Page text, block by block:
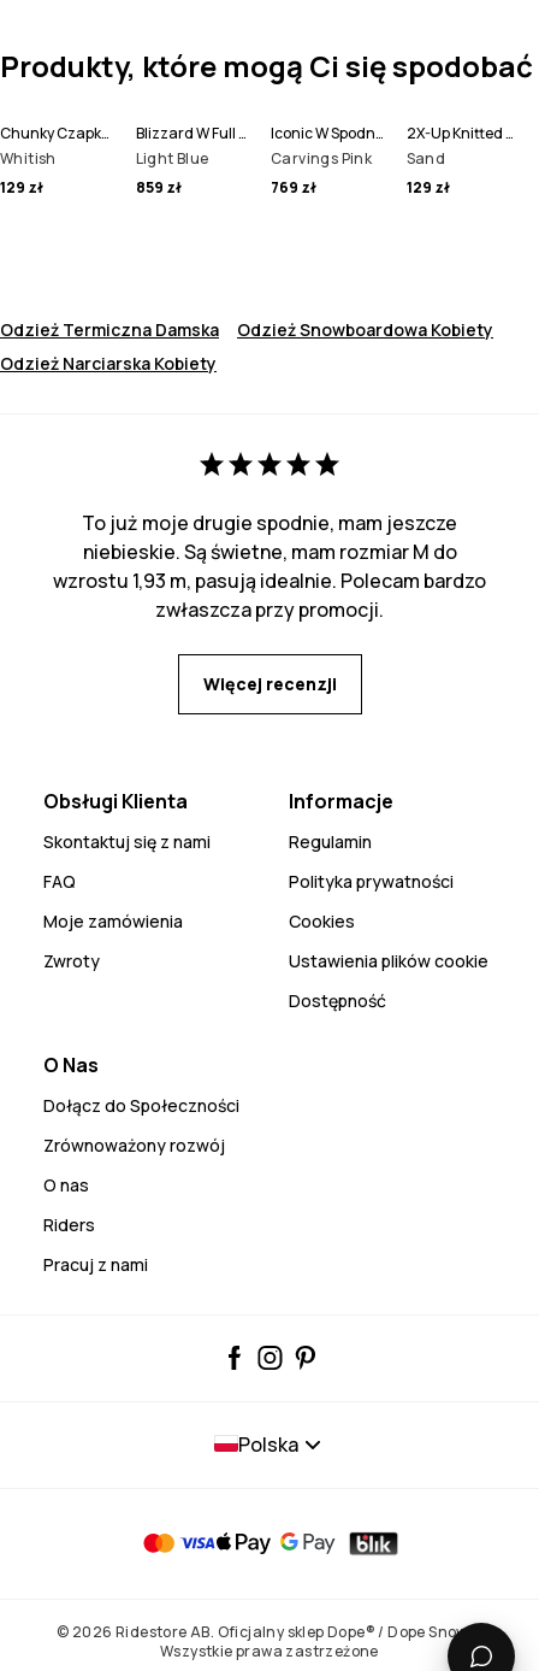
Produkty, które mogą Ci się spodobać
Chunky Czapka Beanie
Whitish
129 zł
Blizzard W Full Zip Kurtka Snowboardowa Kobiety
Light Blue
859 zł
Iconic W Spodnie Snowboardowe Kobiety
Carvings Pink
769 zł
2X-Up Knitted Ochraniacze na Twarz
Sand
129 zł
Odzież Termiczna Damska
Odzież Snowboardowa Kobiety
Odzież Narciarska Kobiety
To już moje drugie spodnie, mam jeszcze
niebieskie. Są świetne, mam rozmiar M do
wzrostu 1,93 m, pasują idealnie. Polecam bardzo
zwłaszcza przy promocji.
Więcej recenzji
Obsługi Klienta
Skontaktuj się z nami
FAQ
Moje zamówienia
Zwroty
Informacje
Regulamin
Polityka prywatności
Cookies
Ustawienia plików cookie
Dostępność
O Nas
Dołącz do Społeczności
Zrównoważony rozwój
O nas
Riders
Pracuj z nami
Polska
© 2026 Ridestore AB. Oficjalny sklep Dope® / Dope Snow®.
Wszystkie prawa zastrzeżone